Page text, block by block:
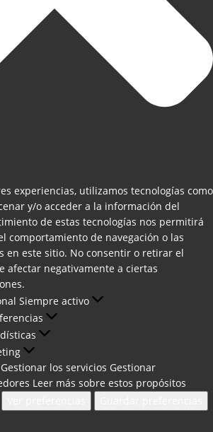
experiencias, utilizamos tecnologías como
y/o acceder a la información del
de estas tecnologías nos permitirá
comportamiento de navegación o las
en este sitio. No consentir o retirar el
afectar negativamente a ciertas
Siempre activo
Gestionar los servicios Gestionar
Leer más sobre estos propósitos